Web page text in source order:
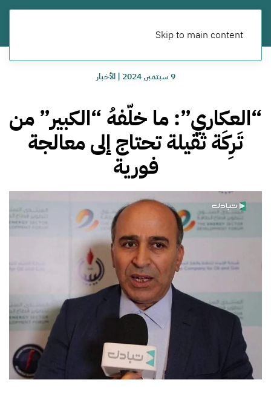
Skip to main content
9 سبتمبر, 2024 |الأخبار
“العكاري”: ما خلّفهُ “الكبير” من
تَرِكَة ثقيلة تحتاج إلى معالجة
فورية